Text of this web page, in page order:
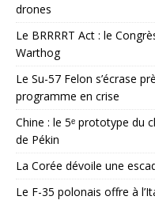
drones
Le BRRRRT Act : le
Warthog
Le Su-57 Felon s’écrase
programme en crise
Chine : le 5ᵉ prototype du
de Pékin
La Corée dévoile une
Le F-35 polonais offre à